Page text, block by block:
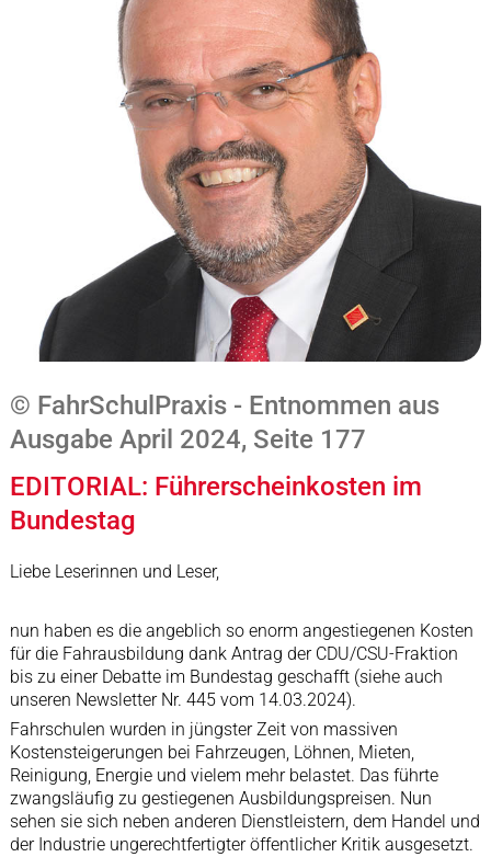
© FahrSchulPraxis - Entnommen aus
Ausgabe April 2024, Seite 177
EDITORIAL: Führerscheinkosten im
Bundestag
Liebe Leserinnen und Leser,
nun haben es die angeblich so enorm angestiegenen Kosten
für die Fahrausbildung dank Antrag der CDU/CSU-Fraktion
bis zu einer Debatte im Bundestag geschafft (siehe auch
unseren Newsletter Nr. 445 vom 14.03.2024).
Fahrschulen wurden in jüngster Zeit von massiven
Kostensteigerungen bei Fahrzeugen, Löhnen, Mieten,
Reinigung, Energie und vielem mehr belastet. Das führte
zwangsläufig zu gestiegenen Ausbildungspreisen. Nun
sehen sie sich neben anderen Dienstleistern, dem Handel und
der Industrie ungerechtfertigter öffentlicher Kritik ausgesetzt.